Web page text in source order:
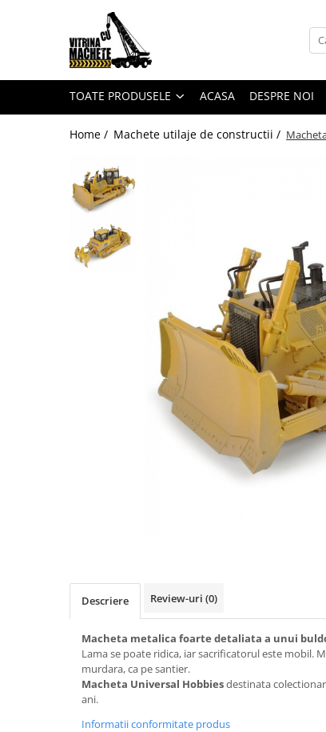
Toate Produsele
Machete utilaje pentru drumuri
Machete betoniere si pompe de
Alte machete de utilaje
Machete camionete si dubite
Machete autocare si autobuze
Machete motorsport
Accesorii machete
TOATE PRODUSELE ACASA DESPRE NOI
Home / Machete utilaje de constructii /
Descriere Review-uri (0)
Macheta metalica foarte detaliata a unui
Lama se poate ridica, iar sacrificatorul este mobil.
murdara, ca pe santier.
Macheta Universal Hobbiesdestinata
ani.
Informatii conformitate produs